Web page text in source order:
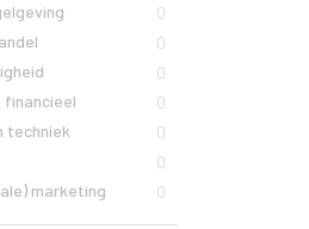
0
0
0
financieel 0
techniek 0
0
marketing 0